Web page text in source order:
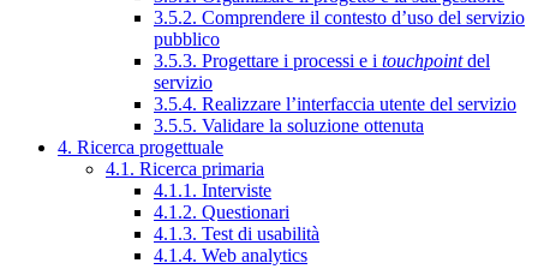
3.5.2. Comprendere il contesto d’uso del servizio
pubblico
3.5.3. Progettare i processi e i touchpointdel
servizio
3.5.4. Realizzare l’interfaccia utente del servizio
3.5.5. Validare la soluzione ottenuta
4. Ricerca progettuale
4.1. Ricerca primaria
4.1.1. Interviste
4.1.2. Questionari
4.1.3. Test di usabilità
4.1.4. Web analytics